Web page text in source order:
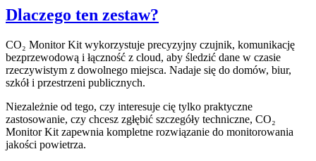
Dlaczego ten zestaw?
CO₂ Monitor Kit wykorzystuje precyzyjny czujnik, komunikację
bezprzewodową i łączność z cloud, aby śledzić dane w czasie
rzeczywistym z dowolnego miejsca. Nadaje się do domów, biur,
szkół i przestrzeni publicznych.
Niezależnie od tego, czy interesuje cię tylko praktyczne
zastosowanie, czy chcesz zgłębić szczegóły techniczne, CO₂
Monitor Kit zapewnia kompletne rozwiązanie do monitorowania
jakości powietrza.